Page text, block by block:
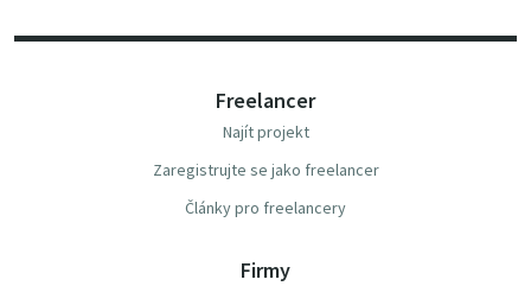
Freelancer
Najít projekt
Zaregistrujte se jako freelancer
Články pro freelancery
Firmy